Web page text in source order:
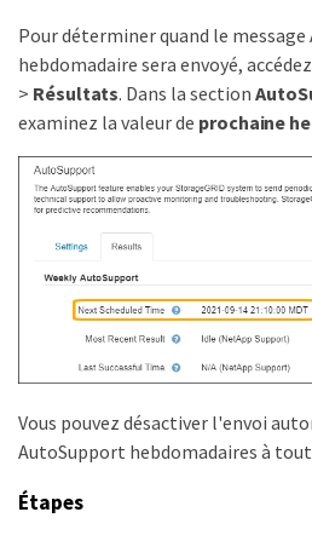
Pour déterminer quand le
hebdomadaire sera envoyé,
> Résultats. Dans la section
examinez la valeur de prochaine
Vous pouvez désactiver l'envoi
AutoSupport hebdomadaires à
Étapes